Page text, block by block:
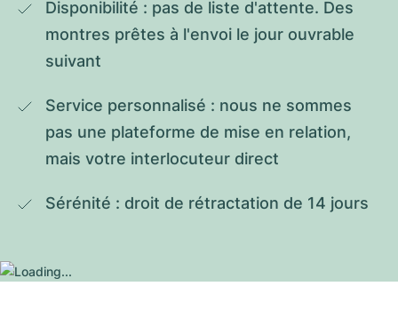
Disponibilité : pas de liste d'attente. Des
montres prêtes à l'envoi le jour ouvrable
suivant
Service personnalisé : nous ne sommes
pas une plateforme de mise en relation,
mais votre interlocuteur direct
Sérénité : droit de rétractation de 14 jours